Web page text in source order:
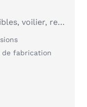
Différentes remorques disponibles, voilier, remorque de port, etc.
de fabrication